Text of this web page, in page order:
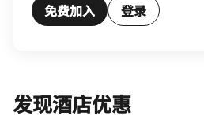
免费加入 登录
发现酒店优惠